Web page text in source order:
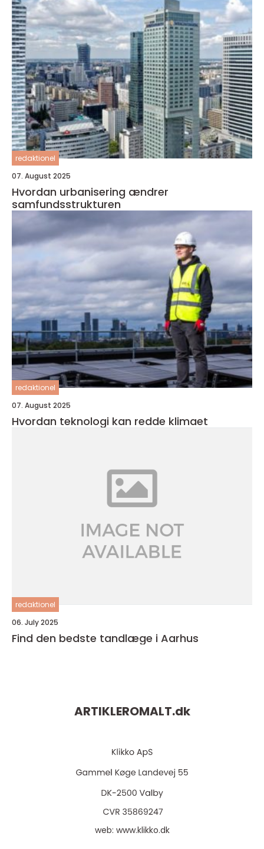
redaktionel
07. August 2025
Hvordan urbanisering ændrer
samfundsstrukturen
redaktionel
07. August 2025
Hvordan teknologi kan redde klimaet
redaktionel
06. July 2025
Find den bedste tandlæge i Aarhus
ARTIKLEROMALT.dk
web: www.klikko.dk